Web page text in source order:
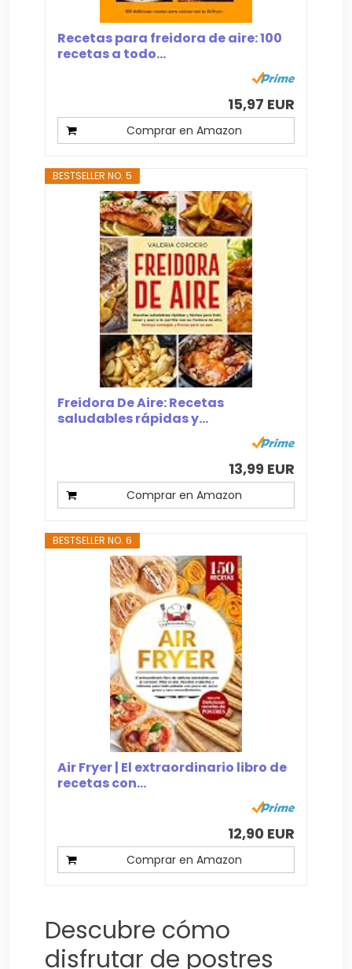
Recetas para freidora de aire: 100
recetas a todo...
15,97 EUR
Comprar en Amazon
BESTSELLER NO. 5
Freidora De Aire: Recetas
saludables rápidas y...
13,99 EUR
Comprar en Amazon
BESTSELLER NO. 6
Air Fryer | El extraordinario libro de
recetas con...
12,90 EUR
Comprar en Amazon
Descubre cómo
disfrutar de postres